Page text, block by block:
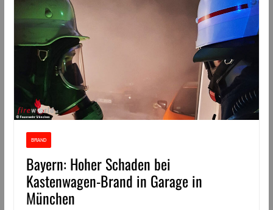
BRAND
Bayern: Hoher Schaden bei
Kastenwagen-Brand in Garage in
München